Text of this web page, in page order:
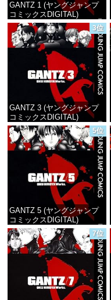
GANTZ 1 (ヤングジャンプ
コミックスDIGITAL)
価格：¥100
3位
GANTZ 3 (ヤングジャンプ
コミックスDIGITAL)
価格：¥100
5位
GANTZ 5 (ヤングジャンプ
コミックスDIGITAL)
価格：¥100
7位